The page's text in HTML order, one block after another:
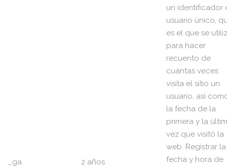
_ga 2 años
un identificador
usuario único,
es el que se
para hacer
recuento de
cuántas veces
visita el sitio un
usuario, así
la fecha de la
primera y la
vez que visitó la
web. Registrar la
fecha y hora de